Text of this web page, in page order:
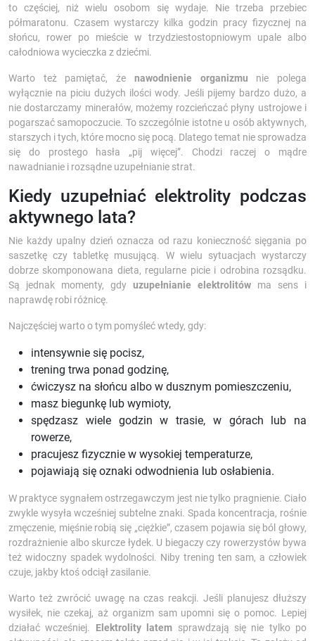
to częściej, niż wielu osobom się wydaje. Nie trzeba przebiec
półmaratonu. Czasem wystarczy kilka godzin pracy fizycznej na
słońcu, rower po mieście w trzydziestostopniowym upale albo
całodniowa wycieczka z dziećmi.
Warto też pamiętać, że nawodnienie organizmu nie polega
wyłącznie na piciu dużych ilości wody. Jeśli pijemy bardzo dużo, a
nie dostarczamy minerałów, możemy rozcieńczać płyny ustrojowe i
pogarszać samopoczucie. To szczególnie istotne u osób aktywnych,
starszych i tych, które mocno się pocą. Dlatego temat nie sprowadza
się do prostego hasła „pij więcej”. Chodzi raczej o mądre
nawadnianie i rozsądne uzupełnianie strat.
Kiedy uzupełniać elektrolity podczas
aktywnego lata?
Nie każdy upalny dzień oznacza od razu konieczność sięgania po
saszetkę czy tabletkę musującą. W wielu sytuacjach wystarczy
dobrze skomponowana dieta, regularne picie i odrobina rozsądku.
Są jednak momenty, gdy uzupełnianie elektrolitów ma sens i
naprawdę robi różnicę.
Najczęściej warto o tym pomyśleć wtedy, gdy:
intensywnie się pocisz,
trening trwa ponad godzinę,
ćwiczysz na słońcu albo w dusznym pomieszczeniu,
masz biegunkę lub wymioty,
spędzasz wiele godzin w trasie, w górach lub na
rowerze,
pracujesz fizycznie w wysokiej temperaturze,
pojawiają się oznaki odwodnienia lub osłabienia.
W praktyce sygnałem ostrzegawczym jest nie tylko pragnienie. Ciało
zwykle wysyła wcześniej subtelne znaki. Spada koncentracja, rośnie
zmęczenie, mięśnie robią się „ciężkie”, czasem pojawia się ból głowy,
rozdrażnienie albo skurcze łydek. U biegaczy czy rowerzystów bywa
też widoczny spadek wydolności. Niby trening ten sam, a człowiek
czuje, jakby ktoś odciął zasilanie.
Warto też zwrócić uwagę na czas reakcji. Jeśli planujesz dłuższy
wysiłek, nie czekaj, aż organizm sam upomni się o pomoc. Lepiej
działać wcześniej. Elektrolity latem sprawdzają się nie tylko po